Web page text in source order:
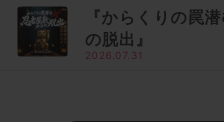
『からくりの罠
の脱出』
2026.07.31